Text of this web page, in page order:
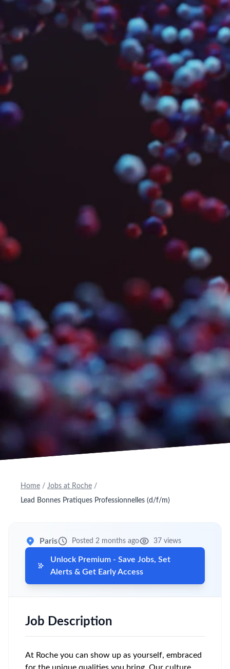
Home / Jobs at Roche /
Lead Bonnes Pratiques Professionnelles (d/f/m)
Paris Posted 2 months ago 37 views
Unlock Premium - Save Jobs, Set
Alerts & Get Early Access
Job Description
At Roche you can show up as yourself, embraced